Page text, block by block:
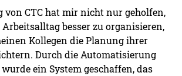
von CTC hat mir nicht nur geholfen,
besser zu organisieren,
Kollegen die Planung ihrer
Durch die Automatisierung
ein System geschaffen, das